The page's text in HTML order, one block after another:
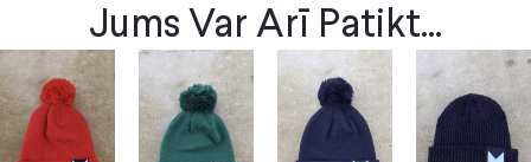
Jums Var Arī Patikt...